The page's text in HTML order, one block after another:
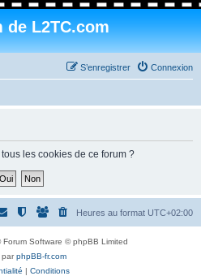
de L2TC.com
Connexion
S’enregistrer
les cookies de ce forum ?
Heures au format UTC+02:00
Forum Software © phpBB Limited
parphpBB-fr.com
| Conditions